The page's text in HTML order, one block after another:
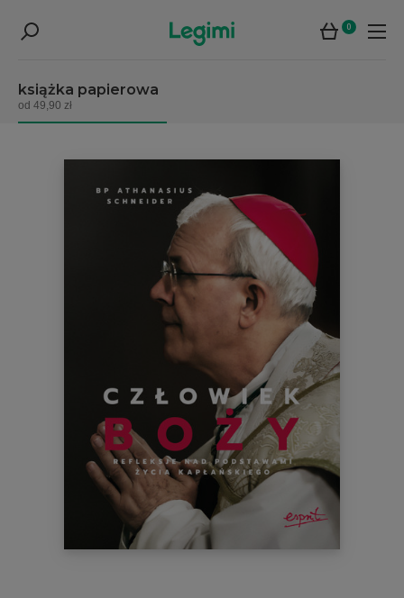
0
książka papierowa
od 49,90 zł